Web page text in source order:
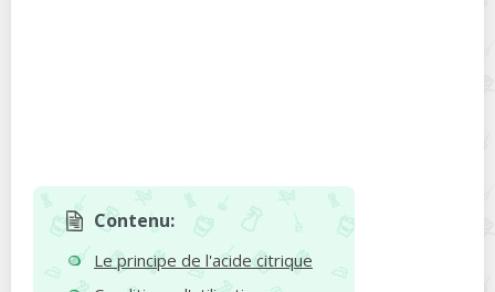
Contenu:
Le principe de l'acide citrique